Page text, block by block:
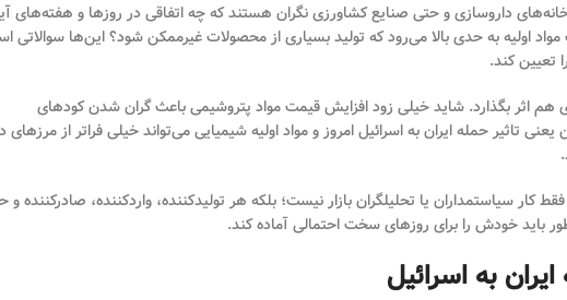
داروسازی و حتی صنایع کشاورزی نگران هستند که چه اتفاقی در روزها و هفته‌های
اولیه به حدی بالا می‌رود که تولید بسیاری از محصولات غیرممکن شود؟ این‌ها سوالاتی
تعیین کند.
هم اثر بگذارد. شاید خیلی زود افزایش قیمت مواد پتروشیمی باعث گران شدن کودهای
تاثیر حمله ایران به اسرائیل امروز و مواد اولیه شیمیایی می‌تواند خیلی فراتر از مرزهای
سیاستمداران یا تحلیلگران بازار نیست؛ بلکه هر تولیدکننده، واردکننده، صادرکننده و
باید خودش را برای روزهای سخت احتمالی آماده کند.
به اسرائیل